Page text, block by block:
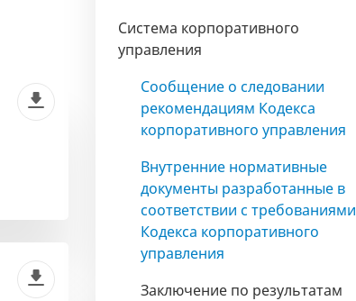
Система корпоративного
управления
Сообщение о следовании
рекомендациям Кодекса
корпоративного управления
Внутренние нормативные
документы разработанные в
соответствии с требованиями
Кодекса корпоративного
управления
Заключение по результатам